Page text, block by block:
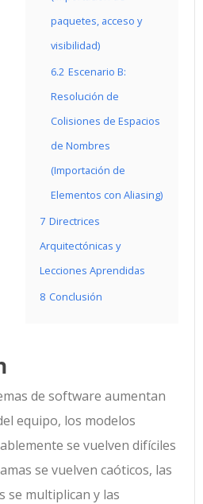
paquetes, acceso y
visibilidad)
6.2 Escenario B:
Resolución de
Colisiones de Espacios
de Nombres
(Importación de
Elementos con Aliasing)
7 Directrices
Arquitectónicas y
Lecciones Aprendidas
8 Conclusión
de software aumentan
equipo, los modelos
se vuelven difíciles
se vuelven caóticos, las
se multiplican y las